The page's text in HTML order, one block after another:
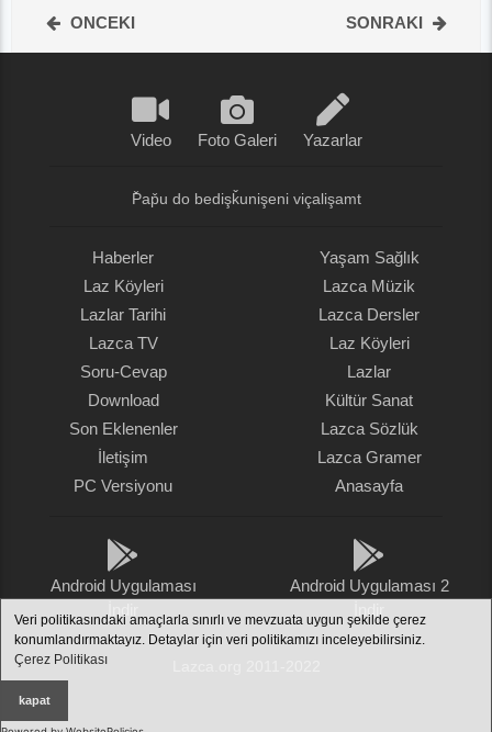
Veri politikasındaki amaçlarla sınırlı ve mevzuata uygun şekilde çerez
konumlandırmaktayız. Detaylar için veri politikamızı inceleyebilirsiniz.
Çerez Politikası
kapat
ONCEKI SONRAKI
Video Foto Galeri Yazarlar
P̌ap̌u do bedişǩunişeni viçalişamt
Haberler
Laz Köyleri
Lazlar Tarihi
Lazca TV
Soru-Cevap
Download
Son Eklenenler
İletişim
PC Versiyonu
Yaşam Sağlık
Lazca Müzik
Lazca Dersler
Laz Köyleri
Lazlar
Kültür Sanat
Lazca Sözlük
Lazca Gramer
Anasayfa
Android Uygulaması
İndir
Android Uygulaması 2
İndir